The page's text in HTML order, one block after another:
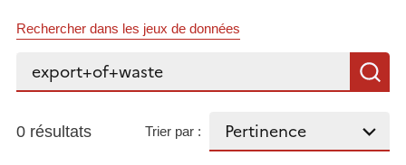
Rechercher dans les jeux de données
Rechercher...
0 résultats Trier par :